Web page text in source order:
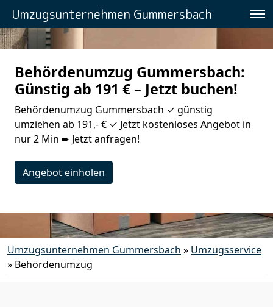
Umzugsunternehmen Gummersbach
Behördenumzug Gummersbach:
Günstig ab 191 € – Jetzt buchen!
Behördenumzug Gummersbach ✓ günstig
umziehen ab 191,- € ✓ Jetzt kostenloses Angebot in
nur 2 Min ➨ Jetzt anfragen!
Angebot einholen
Umzugsunternehmen Gummersbach » Umzugsservice
» Behördenumzug